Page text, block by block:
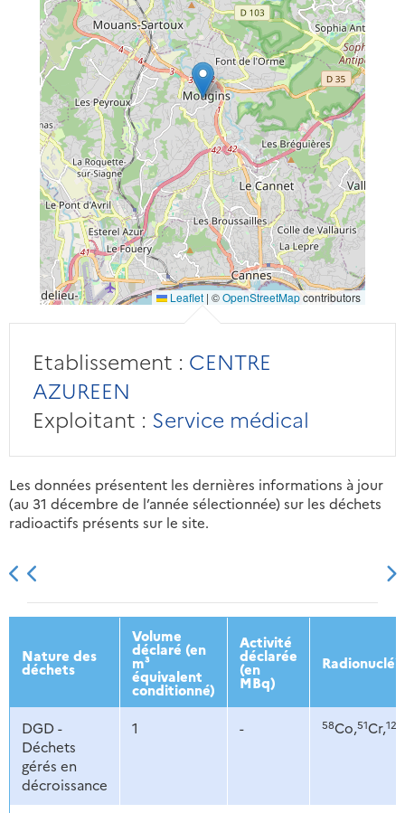
Leaflet | ©OpenStreetMapcontributors
Etablissement : CENTRE
AZUREEN
Exploitant : Service médical
Les données présentent les dernières informations à jour
(au 31 décembre de l’année sélectionnée) sur les déchets
radioactifs présents sur le site.
2013 2014 2015 2016
Nature des
déchets
Volume
déclaré (en
m³
équivalent
conditionné)
Activité
déclarée
(en
MBq)
DGD -
Déchets
gérés en
décroissance
1 - 58Co,51Cr,125